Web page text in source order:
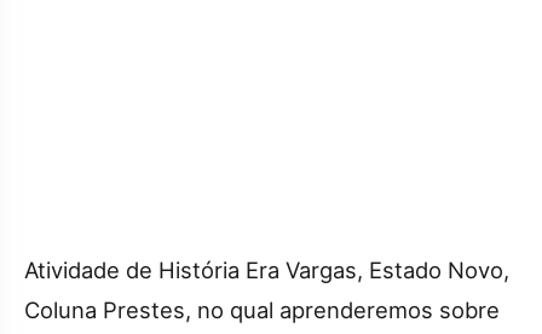
Atividade de História Era Vargas, Estado Novo,
Coluna Prestes, no qual aprenderemos sobre